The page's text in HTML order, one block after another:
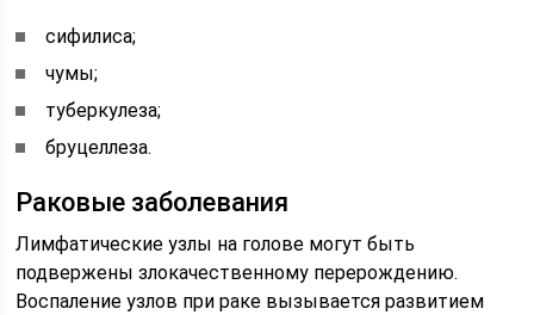
сифилиса;
чумы;
туберкулеза;
бруцеллеза.
Раковые заболевания
Лимфатические узлы на голове могут быть
подвержены злокачественному перерождению.
Воспаление узлов при раке вызывается развитием